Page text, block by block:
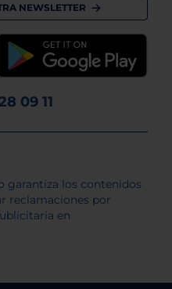
NEWSLETTER
09 11